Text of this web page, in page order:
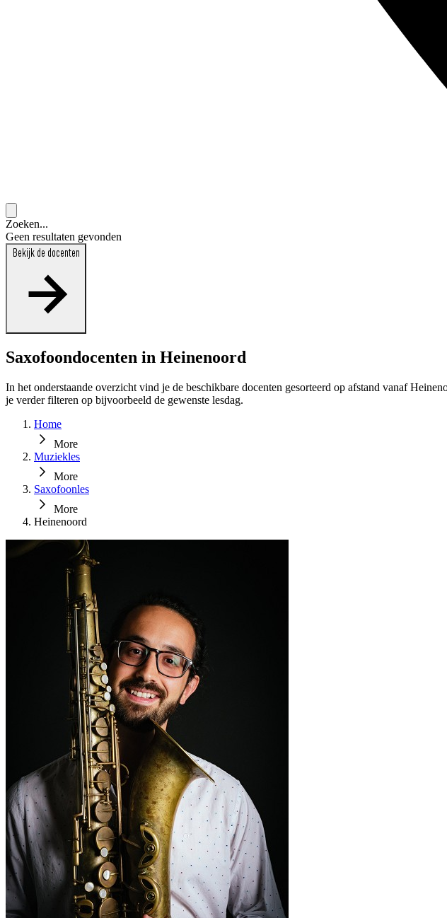
Zoeken...
Geen resultaten gevonden
Bekijk de docenten
Saxofoondocenten in Heinenoord
In het onderstaande overzicht vind je de beschikbare docenten gesorteerd op afstand vanaf
je verder filteren op bijvoorbeeld de gewenste lesdag.
Home
More
Muziekles
More
Saxofoonles
More
Heinenoord